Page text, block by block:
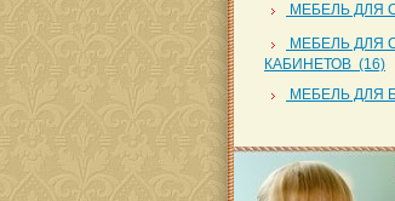
МЕБЕЛЬ ДЛЯ
МЕБЕЛЬ ДЛЯ
КАБИНЕТОВ (16)
МЕБЕЛЬ ДЛЯ